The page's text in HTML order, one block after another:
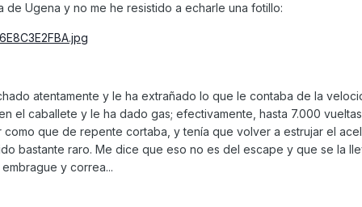
de Ugena y no me he resistido a echarle una fotillo:
atentamente y le ha extrañado lo que le contaba de la
el caballete y le ha dado gas; efectivamente, hasta 7.000
como que de repente cortaba, y tenía que volver a estrujar el
bastante raro. Me dice que eso no es del escape y que se la
y correa...